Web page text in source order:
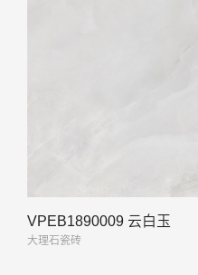
VPEB1890009 云白玉
大理石瓷砖